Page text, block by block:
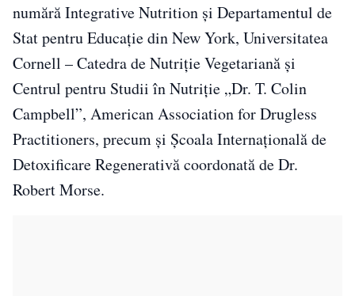
numără Integrative Nutrition și Departamentul de
Stat pentru Educație din New York, Universitatea
Cornell – Catedra de Nutriție Vegetariană și
Centrul pentru Studii în Nutriție „Dr. T. Colin
Campbell”, American Association for Drugless
Practitioners, precum și Școala Internațională de
Detoxificare Regenerativă coordonată de Dr.
Robert Morse.